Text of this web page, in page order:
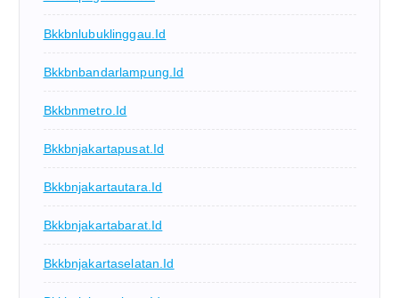
Bkkbnlubuklinggau.id
Bkkbnbandarlampung.id
Bkkbnmetro.id
Bkkbnjakartapusat.id
Bkkbnjakartautara.id
Bkkbnjakartabarat.id
Bkkbnjakartaselatan.id